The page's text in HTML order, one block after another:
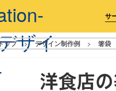
サ
ップ > デザイン制作例 > 箸袋
洋食店